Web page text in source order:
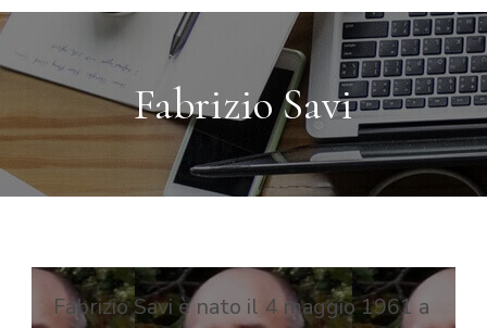
Fabrizio Savi
Fabrizio Savi è nato il 4 maggio 1961 a